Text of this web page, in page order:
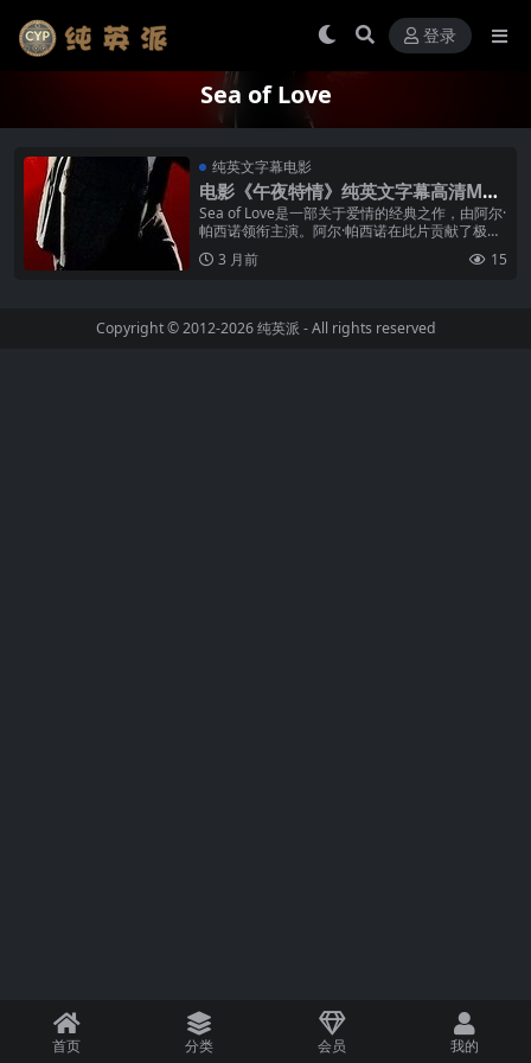
登录
Sea of Love
纯英文字幕电影
电影《午夜特情》纯英文字幕高清MP4
下载
Sea of Love是一部关于爱情的经典之作，由阿尔·
帕西诺领衔主演。阿尔·帕西诺在此片贡献了极具
张力的表演，将角色的内心挣扎与外在冲突都诠
释得淋漓尽致，是所...
3 月前 15
Copyright © 2012-2026纯英派 - All rights reserved
首页 分类 会员 我的